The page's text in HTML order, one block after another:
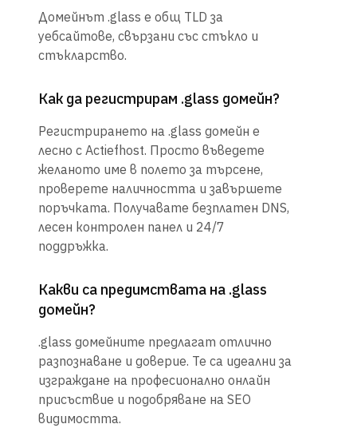
Домейнът .glass е общ TLD за
уебсайтове, свързани със стъкло и
стъкларство.
Как да регистрирам .glass домейн?
Регистрирането на .glass домейн е
лесно с Actiefhost. Просто въведете
желаното име в полето за търсене,
проверете наличността и завършете
поръчката. Получавате безплатен DNS,
лесен контролен панел и 24/7
поддръжка.
Какви са предимствата на .glass
домейн?
.glass домейните предлагат отлично
разпознаване и доверие. Те са идеални за
изграждане на професионално онлайн
присъствие и подобряване на SEO
видимостта.